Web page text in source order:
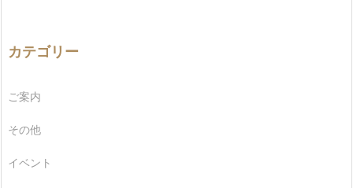
カテゴリー
ご案内
その他
イベント